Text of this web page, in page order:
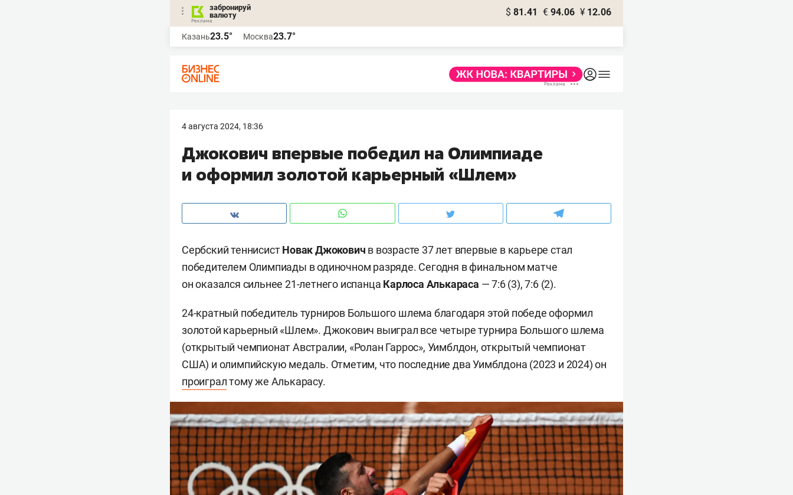
забронируй
валюту
$ 81.41 € 94.06 ¥ 12.06
Казань23.5° Москва23.7°
4 августа 2024, 18:36
Джокович впервые победил на Олимпиаде
и оформил золотой карьерный «Шлем»
Сербский теннисистНовак Джокович в возрасте 37 лет впервые в карьере стал
победителем Олимпиады в одиночном разряде. Сегодня в финальном матче
он оказался сильнее 21-летнего испанца Карлоса Алькараса — 7:6 (3), 7:6 (2).
24-кратный победитель турниров Большого шлема благодаря этой победе оформил
золотой карьерный «Шлем». Джокович выиграл все четыре турнира Большого шлема
(открытый чемпионат Австралии, «Ролан Гаррос», Уимблдон, открытый чемпионат
США) и олимпийскую медаль. Отметим, что последние два Уимблдона (2023 и 2024) он
проигралтому же Алькарасу.